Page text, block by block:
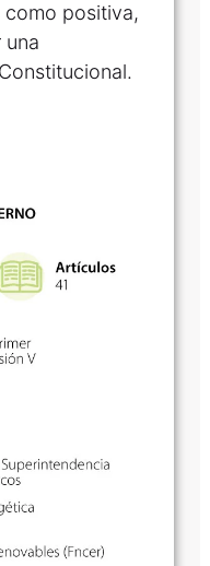
como positiva,
una